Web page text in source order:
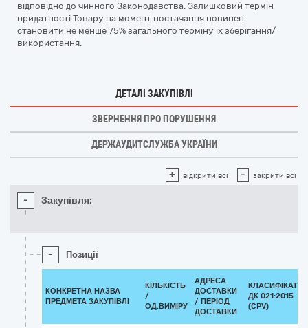
відповідно до чинного Законодавства. Залишковий термін
придатності Товару на момент постачання повинен
становити не менше 75% загального терміну їх зберігання/
використання.
ДЕТАЛІ ЗАКУПІВЛІ
ЗВЕРНЕННЯ ПРО ПОРУШЕННЯ
ДЕРЖАУДИТСЛУЖБА УКРАЇНИ
+ відкрити всі - закрити всі
- Закупівля:
- Позиції
КОНКРЕТНА НАЗВА
ПРЕДМЕТА ЗАКУПІВЛІ
КІЛЬКІСТЬ
/
ОД.ВИМІРУ
АДРЕСА
ДОСТАВКИ
/ ПЕРІОД
ДОСТАВКИ
КЛАСИФІКАТОР
ДК 021:2015
(CPV)